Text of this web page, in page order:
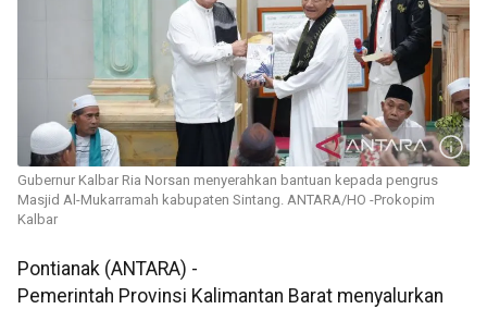
Gubernur Kalbar Ria Norsan menyerahkan bantuan kepada pengrus
Masjid Al-Mukarramah kabupaten Sintang. ANTARA/HO -Prokopim
Kalbar
Pontianak (ANTARA) -
Pemerintah Provinsi Kalimantan Barat menyalurkan